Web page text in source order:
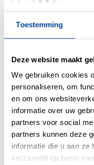
Toestemming
Deze website maakt
We gebruiken cookies
personaliseren, om
en om ons
informatie over uw
partners voor social
partners kunnen deze
informatie die u aan ze
verzameld op basis
functie.
De bewegende ‘lava’ is
interieur. Daarnaast is het ook
Kortom, deze lavalamp zorgt
kamer en is een echte blikvanger.
Onze lavalampen zijn
voor ieder interieur wel een
Specificaties: